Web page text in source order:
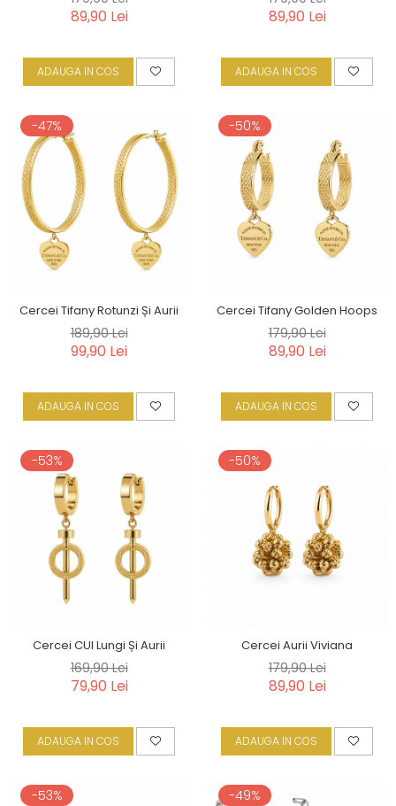
89,90 Lei
ADAUGA IN COS
89,90 Lei
ADAUGA IN COS
-47%
Cercei Tifany Rotunzi Și Aurii
189,90 Lei
99,90 Lei
ADAUGA IN COS
-50%
Cercei Tifany Golden Hoops
179,90 Lei
89,90 Lei
ADAUGA IN COS
-53%
Cercei CUI Lungi Și Aurii
169,90 Lei
79,90 Lei
ADAUGA IN COS
-50%
Cercei Aurii Viviana
179,90 Lei
89,90 Lei
ADAUGA IN COS
-53% -49%